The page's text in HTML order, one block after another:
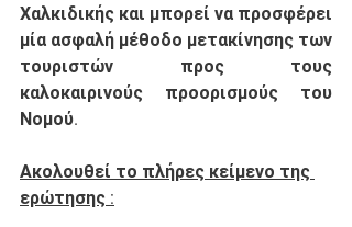
Χαλκιδικής και μπορεί να προσφέρει
μία ασφαλή μέθοδο μετακίνησης των
τουριστών προς τους
καλοκαιρινούς προορισμούς του
Νομού.
Ακολουθεί το πλήρες κείμενο της
ερώτησης :